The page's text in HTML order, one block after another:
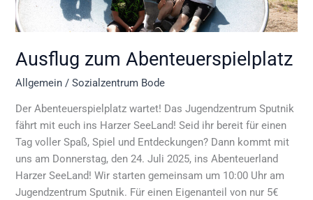
Ausflug zum Abenteuerspielplatz
Allgemein /Sozialzentrum Bode
Der Abenteuerspielplatz wartet! Das Jugendzentrum Sputnik
fährt mit euch ins Harzer SeeLand! Seid ihr bereit für einen
Tag voller Spaß, Spiel und Entdeckungen? Dann kommt mit
uns am Donnerstag, den 24. Juli 2025, ins Abenteuerland
Harzer SeeLand! Wir starten gemeinsam um 10:00 Uhr am
Jugendzentrum Sputnik. Für einen Eigenanteil von nur 5€